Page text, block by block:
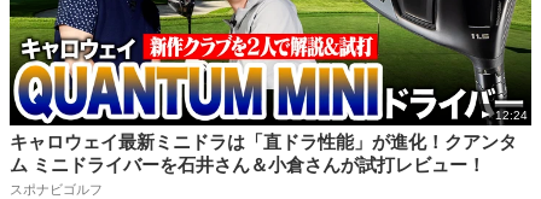
12:24
キャロウェイ最新ミニドラは「直ドラ性能」が進化！クアンタ
ム ミニドライバーを石井さん＆小倉さんが試打レビュー！
スポナビゴルフ